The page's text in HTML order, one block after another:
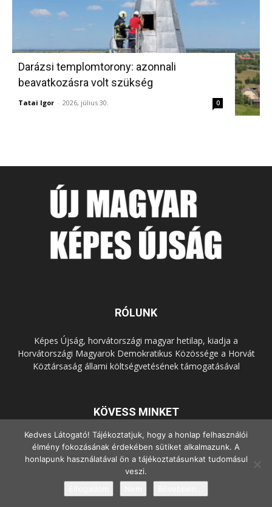
Darázsi templomtorony: azonnali
beavatkozásra volt szükség
Tatai Igor - 2026, július 30. 0
RÓLUNK
Képes Újság, horvátországi magyar hetilap, kiadja a
Horvátországi Magyarok Demokratikus Közössége a Horvát
Köztársaság állami költségvetésének támogatásával
KÖVESS MINKET
© Copyright - 2022 Minden jog fenntartva.
Kedves Látogató! Tájékoztatjuk, hogy a honlap felhasználói
élmény fokozásának érdekében sütiket alkalmazunk. A
honlapunk használatával ön a tájékoztatásunkat tudomásul
veszi.